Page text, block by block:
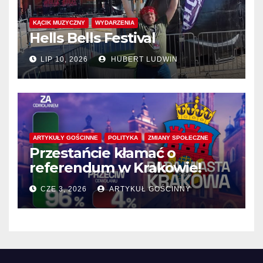
KĄCIK MUZYCZNY WYDARZENIA
Hells Bells Festival
LIP 10, 2026 HUBERT LUDWIN
ARTYKUŁY GOŚCINNE POLITYKA ZMIANY SPOŁECZNE
Przestańcie kłamać o
referendum w Krakowie!
CZE 3, 2026 ARTYKUŁ GOŚCINNY